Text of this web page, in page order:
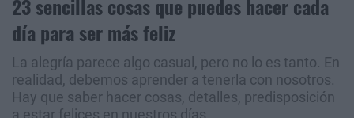
23 sencillas cosas que puedes hacer cada
día para ser más feliz
La alegría parece algo casual, pero no lo es tanto. En
realidad, debemos aprender a tenerla con nosotros.
Hay que saber hacer cosas, detalles, predisposición
a estar felices en nuestros días.